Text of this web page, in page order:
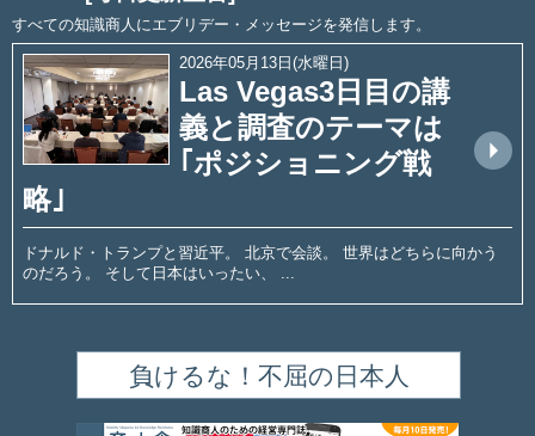
すべての知識商人にエブリデー・メッセージを発信します。
2026年05月13日(水曜日)
Las Vegas3日目の講
義と調査のテーマは
｢ポジショニング戦
略｣
arrow_drop_up
ドナルド・トランプと習近平。 北京で会談。 世界はどちらに向かう
のだろう。 そして日本はいったい、 ...
負けるな！不屈の日本人